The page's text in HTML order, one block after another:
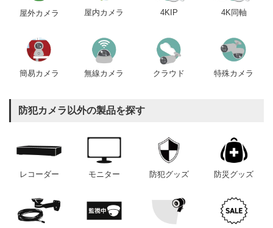
屋外カメラ 屋内カメラ 4KIP 4K同軸
簡易カメラ 無線カメラ クラウド 特殊カメラ
防犯カメラ以外の製品を探す
レコーダー モニター 防犯グッズ 防災グッズ